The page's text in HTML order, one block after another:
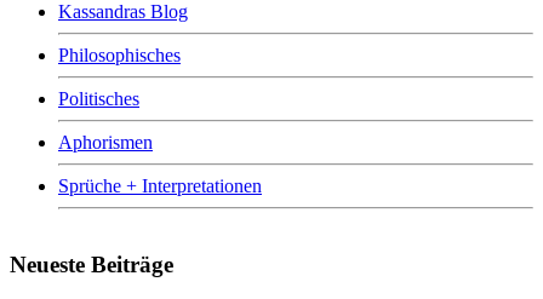
Kassandras Blog
Philosophisches
Politisches
Aphorismen
Sprüche + Interpretationen
Neueste Beiträge